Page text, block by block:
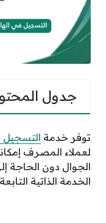
جدول
توفر خدمة
لعملاء المصرف
الجوال دون الحاجة
الخدمة الذاتية